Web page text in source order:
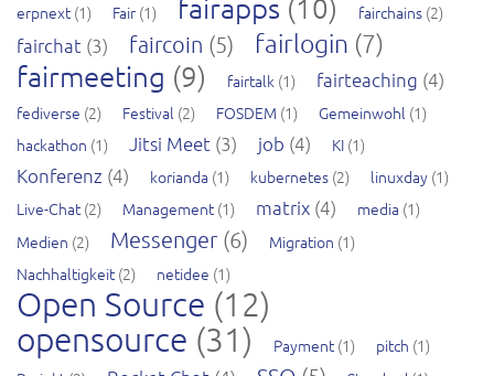
erpnext (1) Fair (1) fairchains (2)
fairchat (3) faircoin (5) fairlogin (7)
fairmeeting (9) fairtalk (1) fairteaching (4)
fediverse (2) Festival (2) FOSDEM (1) Gemeinwohl (1)
hackathon (1) Jitsi Meet (3) job (4) KI (1)
Konferenz (4) korianda (1) kubernetes (2) linuxday (1)
Live-Chat (2) Management (1) matrix (4) media (1)
Medien (2) Messenger (6) Migration (1)
Nachhaltigkeit (2) netidee (1)
Open Source (12)
opensource (31) Payment (1) pitch (1)